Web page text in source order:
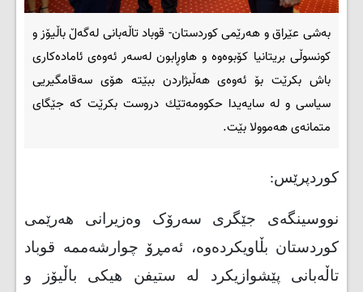
بەشی عێراق و هەرێمی کوردستان- قوباد تاڵەبانی لەگەڵ باڵیۆز و
كونسوڵی بریتانیا كۆبوەوە و هاوڕابون لەسەر ئەوەی ئامادەكاری
باش بكرێت بۆ ئەوەی هەڵبژاردن ببێتە هۆی سەقامگیریی
سیاسی و لە سایەیدا حكوومەتێك دروست بكرێت كە جێگای
متمانەی هەموولا بێت.
کوردپرێس:
نووسینگەی جێگری سەرۆک وەزیرانی هەرێمی
کوردستان بڵاویکردەوە، ئەمڕۆ چوارشەممە قوباد
تاڵەبانی پێشوازیكرد لە ستیفن هیكی باڵیۆز و